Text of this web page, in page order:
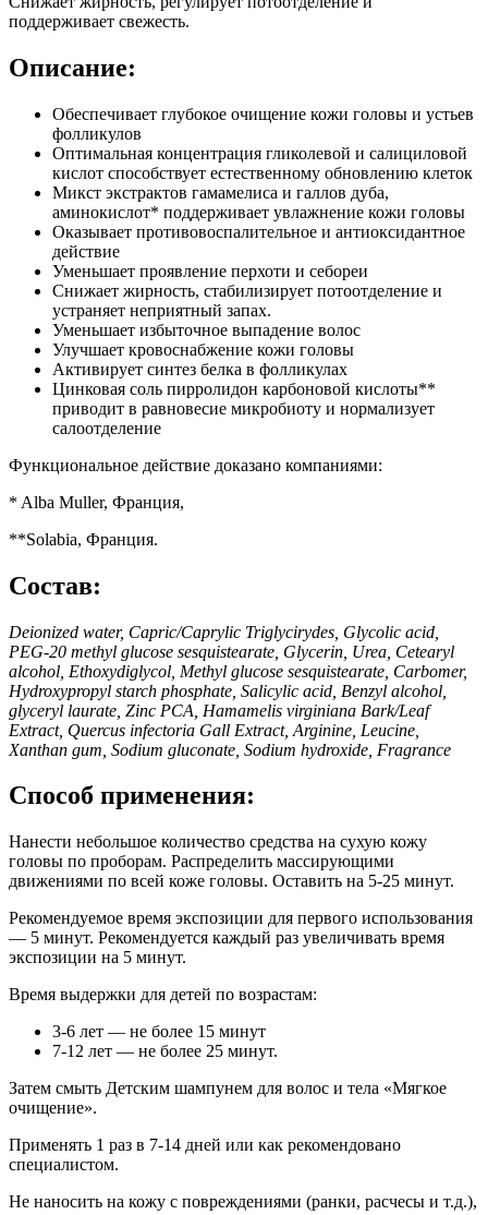
поддерживает свежесть.
Описание:
Обеспечивает глубокое очищение кожи головы и устьев
фолликулов
Оптимальная концентрация гликолевой и салициловой
кислот способствует естественному обновлению клеток
Микст экстрактов гамамелиса и галлов дуба,
аминокислот* поддерживает увлажнение кожи головы
Оказывает противовоспалительное и антиоксидантное
действие
Уменьшает проявление перхоти и себореи
Снижает жирность, стабилизирует потоотделение и
устраняет неприятный запах.
Уменьшает избыточное выпадение волос
Улучшает кровоснабжение кожи головы
Активирует синтез белка в фолликулах
Цинковая соль пирролидон карбоновой кислоты**
приводит в равновесие микробиоту и нормализует
салоотделение
Функциональное действие доказано компаниями:
* Alba Muller, Франция,
**Solabia, Франция.
Состав:
Deionized water, Capric/Caprylic Triglycirydes, Glycolic acid,
PEG-20 methyl glucose sesquistearate, Glycerin, Urea, Cetearyl
alcohol, Ethoxydiglycol, Methyl glucose sesquistearate, Carbomer,
Hydroxypropyl starch phosphate, Salicylic acid, Benzyl alcohol,
glyceryl laurate, Zinc PCA, Hamamelis virginiana Bark/Leaf
Extract, Quercus infectoria Gall Extract, Arginine, Leucine,
Xanthan gum, Sodium gluconate, Sodium hydroxide, Fragrance
Способ применения:
Нанести небольшое количество средства на сухую кожу
головы по проборам. Распределить массирующими
движениями по всей коже головы. Оставить на 5-25 минут.
Рекомендуемое время экспозиции для первого использования
— 5 минут. Рекомендуется каждый раз увеличивать время
экспозиции на 5 минут.
Время выдержки для детей по возрастам:
3-6 лет — не более 15 минут
7-12 лет — не более 25 минут.
Затем смыть Детским шампунем для волос и тела «Мягкое
очищение».
Применять 1 раз в 7-14 дней или как рекомендовано
специалистом.
Не наносить на кожу с повреждениями (ранки, расчесы и т.д.),